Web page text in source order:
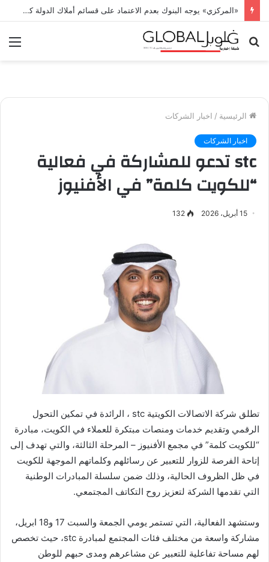
«المركزي» يوجه البنوك بعدم الاعتماد على قسائم أملاك الدولة كضمانات مقابل تسهيلات ائتمانية
بحث
الرئيسية / اخبار الشركات
اخبار الشركات
stc تدعو للمشاركة في فعالية
“للكويت كلمة” في الأفنيوز
15 أبريل، 2026 132
تطلق شركة الاتصالات الكويتية stc ، الرائدة في تمكين التحول
الرقمي وتقديم خدمات ومنصات مبتكرة للعملاء في الكويت، مبادرة
“للكويت كلمة” في مجمع الأفنيوز – المرحلة الثالثة، والتي تهدف إلى
إتاحة الفرصة للزوار للتعبير عن رسائلهم وكلماتهم الموجهة للكويت
في ظل الظروف الحالية، وذلك ضمن سلسلة المبادرات الوطنية
التي تقدمها الشركة لتعزيز روح التكاتف المجتمعي.
وستشهد الفعالية، التي تستمر يومي الجمعة والسبت 17 و18 ابريل،
مشاركة واسعة من مختلف فئات المجتمع لمبادرة stc، حيث تخصص
لهم مساحة تفاعلية للتعبير عن مشاعرهم ومدى حبهم للوطن